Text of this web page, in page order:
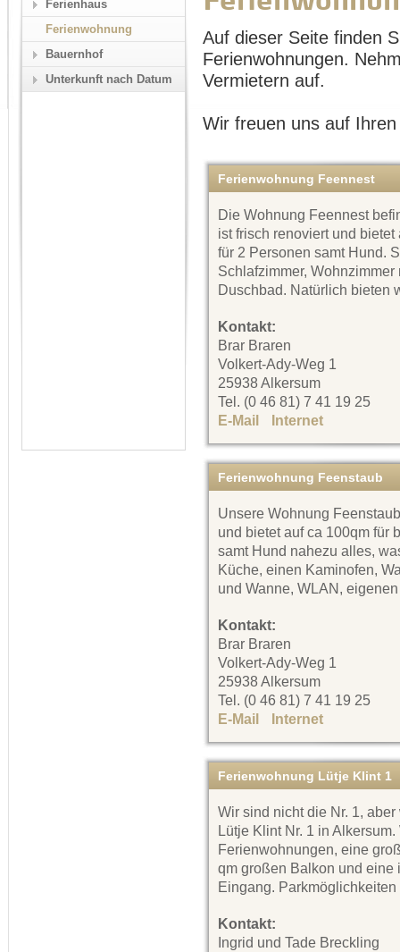
Auf dieser Seite finden
Ferienwohnungen.
Vermietern auf.
Wir freuen uns auf
Ferienwohnung Feennest
Die Wohnung Feennest
ist frisch renoviert und bietet
für 2 Personen samt Hund.
Schlafzimmer,
Duschbad. Natürlich bieten
Kontakt:
Brar Braren
Volkert-Ady-Weg 1
25938 Alkersum
Tel. (0 46 81) 7 41 19 25
E-Mail
Internet
Ferienwohnung Feenstaub
Unsere Wohnung
und bietet auf ca 100qm für
samt Hund nahezu alles,
Küche, einen Kaminofen,
und Wanne, WLAN,
Kontakt:
Brar Braren
Volkert-Ady-Weg 1
25938 Alkersum
Tel. (0 46 81) 7 41 19 25
E-Mail
Internet
Ferienwohnung Lütje Klint 1
Wir sind nicht die Nr. 1,
Lütje Klint Nr. 1 in
Ferienwohnungen, eine
qm großen Balkon und eine
Eingang.
Kontakt:
Ingrid und Tade Breckling
Ferienhaus
Ferienwohnung
Bauernhof
Unterkunft nach Datum